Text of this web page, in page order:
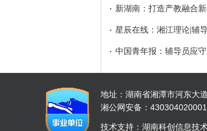
新湖南：打造产教融合
星辰在线：湘江理论|辅
中国青年报：辅导员应
地址：湖南省湘潭市河东大
湘公网安备：
技术支持：湖南科创信息技